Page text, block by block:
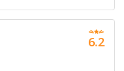
6.2